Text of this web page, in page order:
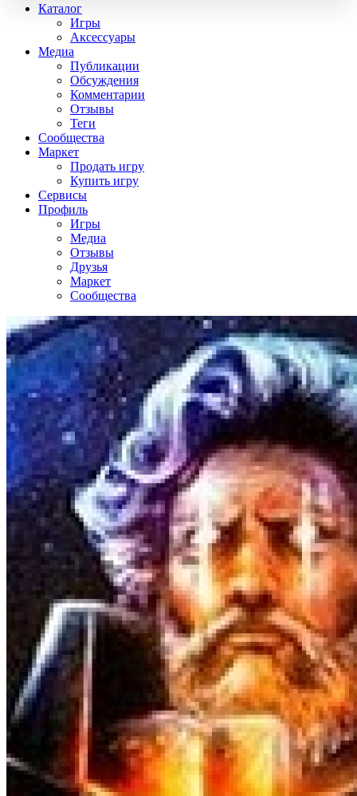
Каталог
Игры
Аксессуары
Медиа
Публикации
Обсуждения
Комментарии
Отзывы
Теги
Сообщества
Маркет
Продать игру
Купить игру
Сервисы
Профиль
Игры
Медиа
Отзывы
Друзья
Маркет
Сообщества